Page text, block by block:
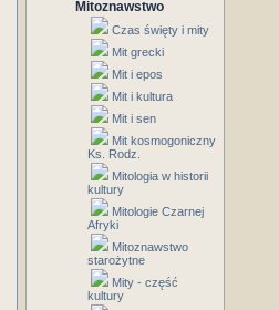
Mitoznawstwo
Czas święty i mity
Mit grecki
Mit i epos
Mit i kultura
Mit i sen
Mit kosmogoniczny
Ks. Rodz.
Mitologia w historii
kultury
Mitologie Czarnej
Afryki
Mitoznawstwo
starożytne
Mity - część
kultury